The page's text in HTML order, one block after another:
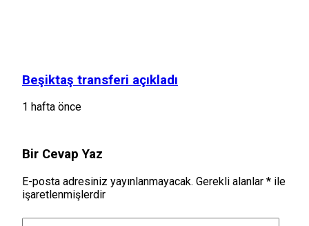
Beşiktaş transferi açıkladı
1 hafta önce
Bir Cevap Yaz
E-posta adresiniz yayınlanmayacak. Gerekli alanlar * ile
işaretlenmişlerdir